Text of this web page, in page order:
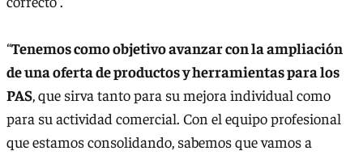
“Tenemos como objetivo avanzar con la ampliación
de una oferta de productos y herramientas para los
PAS, que sirva tanto para su mejora individual como
para su actividad comercial. Con el equipo profesional
que estamos consolidando, sabemos que vamos a